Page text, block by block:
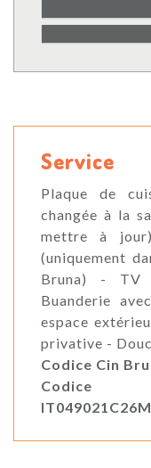
Service
Plaque de
changée à la
mettre à
(uniquement
Bruna) -
Buanderie
espace
privative -
Codice Cin